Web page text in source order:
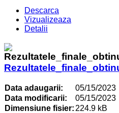
Descarca
Vizualizeaza
Detalii
Data adaugarii:
05/15/2023
Data modificarii:
05/15/2023
Dimensiune fisier: 224.9 kB